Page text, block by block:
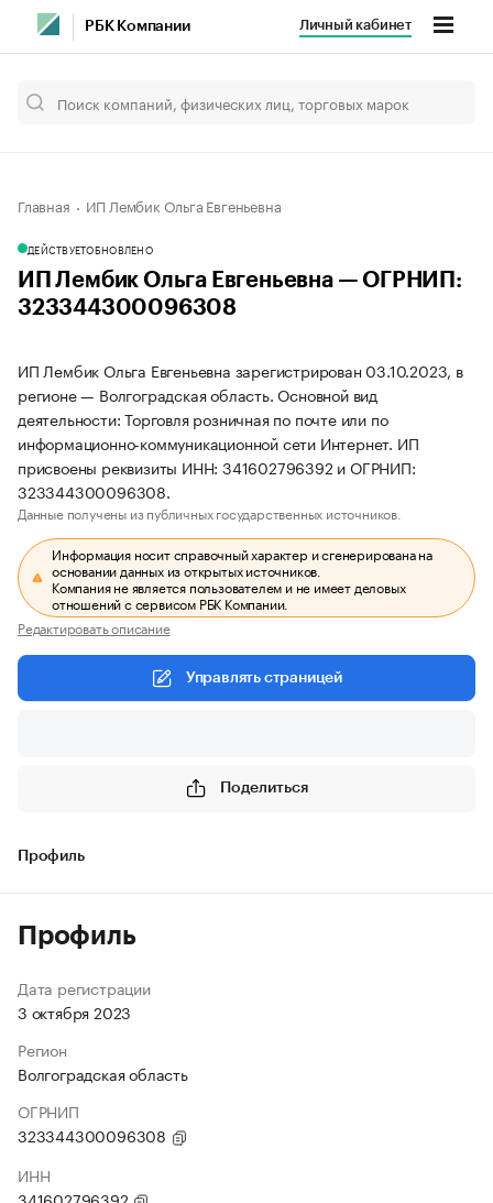
РБК Компании Личный кабинет
Главная ИП Лембик Ольга Евгеньевна
ДЕЙСТВУЕТОБНОВЛЕНО
ИП Лембик Ольга Евгеньевна — ОГРНИП:
323344300096308
ИП Лембик Ольга Евгеньевна зарегистрирован 03.10.2023, в
регионе — Волгоградская область. Основной вид
деятельности: Торговля розничная по почте или по
информационно-коммуникационной сети Интернет. ИП
присвоены реквизиты ИНН: 341602796392 и ОГРНИП:
323344300096308.
Данные получены из публичных государственных источников.
Информация носит справочный характер и сгенерирована на
основании данных из открытых источников.
Компания не является пользователем и не имеет деловых
отношений с сервисом РБК Компании.
Редактировать описание
Управлять страницей
Поделиться
Профиль
Профиль
Дата регистрации
3 октября 2023
Регион
Волгоградская область
ОГРНИП
323344300096308
ИНН